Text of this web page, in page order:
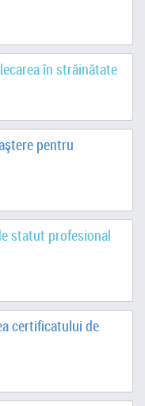
în străinătate
pentru
statut profesional
certificatului de